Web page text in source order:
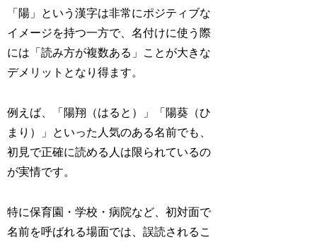
「陽」という漢字は非常にポジティブな
イメージを持つ一方で、名付けに使う際
には「読み方が複数ある」ことが大きな
デメリットとなり得ます。
例えば、「陽翔（はると）」「陽葵（ひ
まり）」といった人気のある名前でも、
初見で正確に読める人は限られているの
が実情です。
特に保育園・学校・病院など、初対面で
名前を呼ばれる場面では、誤読されるこ